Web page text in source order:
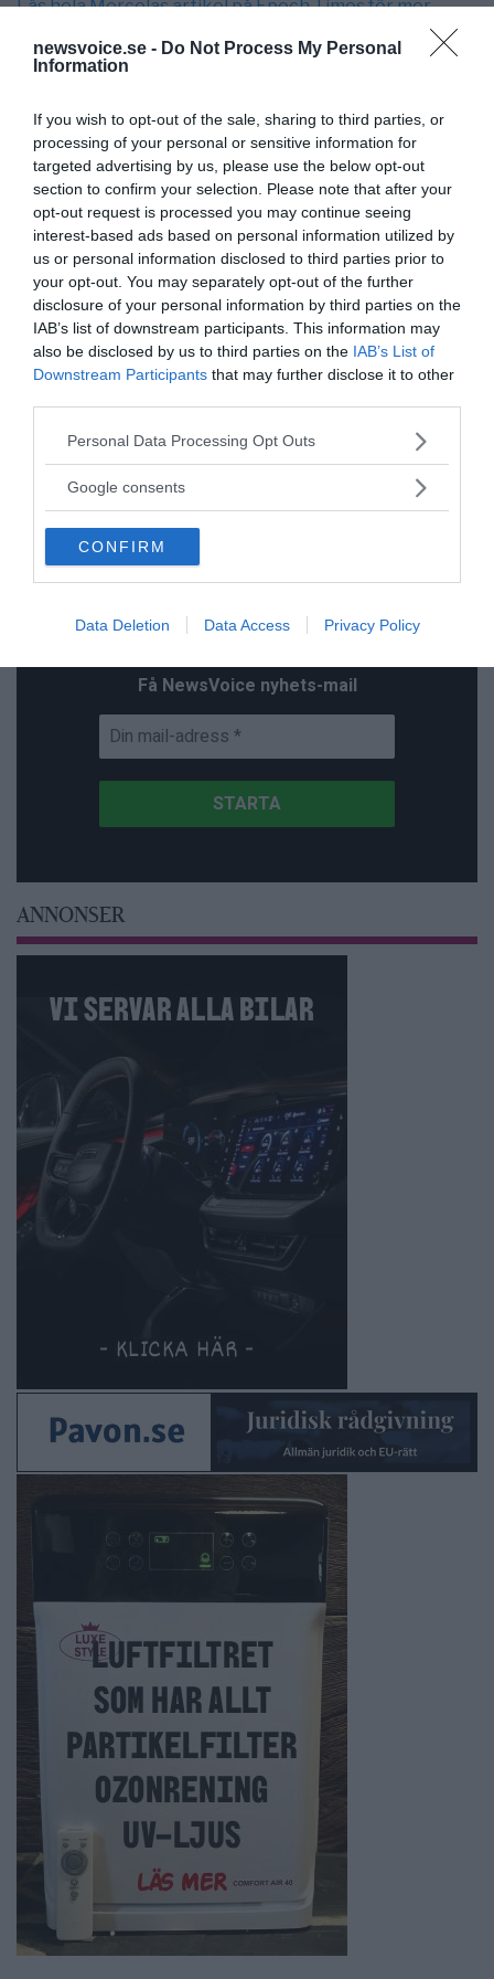
newsvoice.se - Do Not Process My Personal
Information
If you wish to opt-out of the sale, sharing to third parties, or
processing of your personal or sensitive information for
targeted advertising by us, please use the below opt-out
section to confirm your selection. Please note that after your
opt-out request is processed you may continue seeing
interest-based ads based on personal information utilized by
us or personal information disclosed to third parties prior to
your opt-out. You may separately opt-out of the further
disclosure of your personal information by third parties on the
IAB’s list of downstream participants. This information may
also be disclosed by us to third parties on the IAB’s List of
Downstream Participants that may further disclose it to other
Please note that this website/app uses one or more Google
not limited to your visit or usage behaviour. You may click to
use your data for below specified purposes in below Google
consent section.
Personal Data Processing Opt Outs
Google consents
CONFIRM
Data Deletion Data Access Privacy Policy
Läs hela Mercolas artikel på Epoch Times för mer
Fri översättning och sammanställning: NewsVoice
Guest writer
guest@newsvoice.se
Prenumerera på vårt nyhetsbrev
Få NewsVoice nyhets-mail
ANNONSER